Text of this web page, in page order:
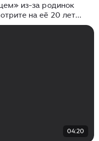
из-за родинок
на её 20 лет
04:20